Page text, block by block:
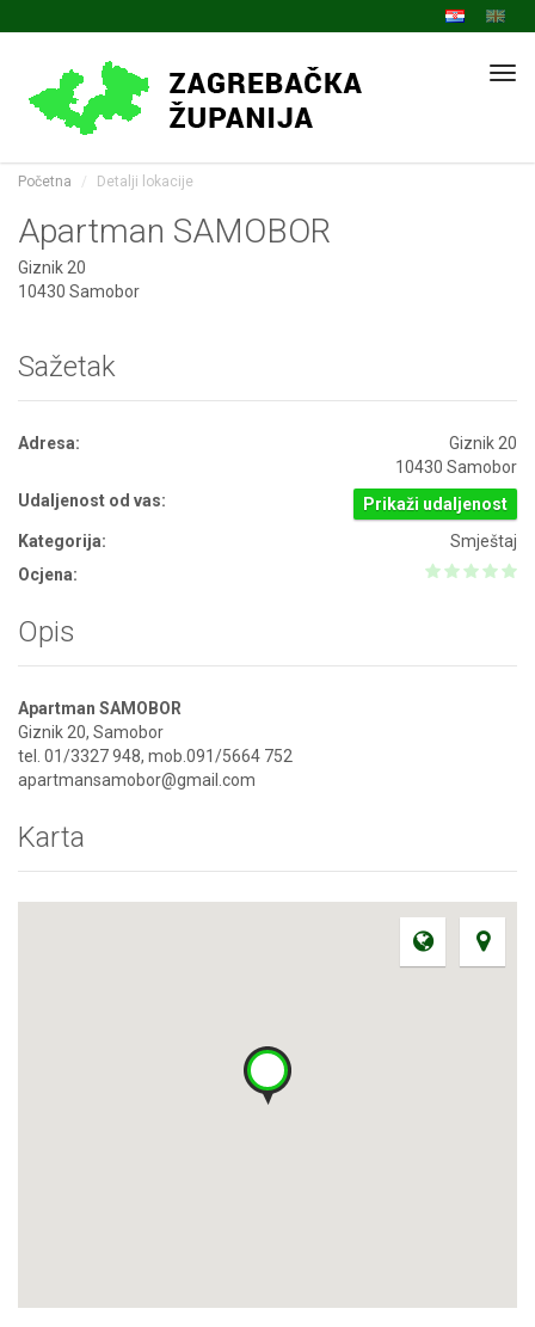
Početna Detalji lokacije
Apartman SAMOBOR
Giznik 20
10430 Samobor
Sažetak
Adresa:
Giznik 20
10430 Samobor
Udaljenost od vas:
Prikaži udaljenost
Kategorija:
Smještaj
Ocjena:
Opis
Apartman SAMOBOR
Giznik 20, Samobor
tel. 01/3327 948, mob.091/5664 752
apartmansamobor@gmail.com
Karta